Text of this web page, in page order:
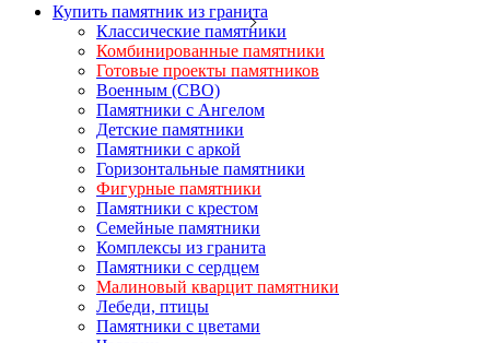
Купить памятник из гранита
Классические памятники
Комбинированные памятники
Готовые проекты памятников
Военным (СВО)
Памятники с Ангелом
Детские памятники
Памятники с аркой
Горизонтальные памятники
Фигурные памятники
Памятники с крестом
Семейные памятники
Комплексы из гранита
Памятники с сердцем
Малиновый кварцит памятники
Лебеди, птицы
Памятники с цветами